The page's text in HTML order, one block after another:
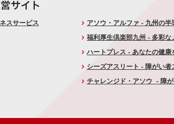
スサービス
アソウ・アルファ - 九州の
福利厚生倶楽部九州 - 多彩
ハートプレス - あなたの健康
シーズアスリート - 障がい
チャレンジド・アソウ - 障